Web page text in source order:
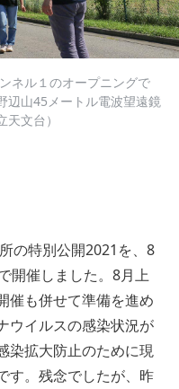
ネル１のオープニングで
辺山45メートル電波望遠鏡
文台）
の特別公開2021を、8
開催しました。8月上
催も併せて準備を進め
ウイルスの感染状況が
染拡大防止のために現
す。残念でしたが、昨